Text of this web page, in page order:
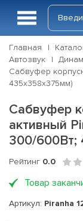
Главная
Автозвук
Сабвуфер
435x358x375мм)
Сабвуфер
активный
300/
Рейтинг 0.0
Товар
Артикул: Piranha